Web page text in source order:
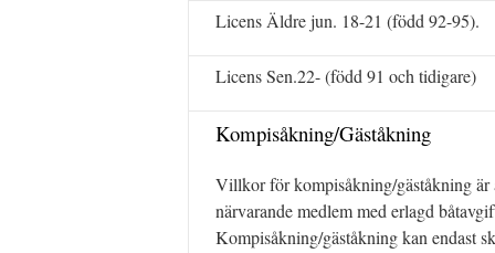
Licens Äldre jun. 18-21 (född 92-95).
Licens Sen.22- (född 91 och tidigare)
Kompisåkning/Gäståkning
Villkor för kompisåkning/gäståkning är
närvarande medlem med erlagd
Kompisåkning/gäståkning kan endast